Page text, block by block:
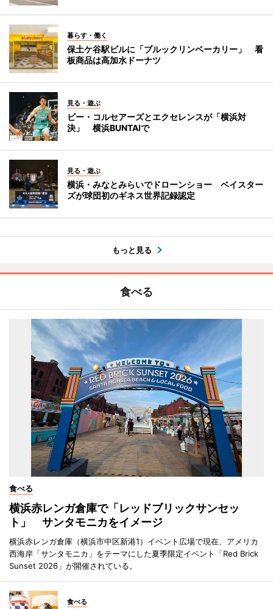
暮らす・働く
保土ケ谷駅ビルに「ブルックリンベーカリー」 看
板商品は高加水ドーナツ
見る・遊ぶ
ビー・コルセアーズとエクセレンスが「横浜対
決」 横浜BUNTAIで
見る・遊ぶ
横浜・みなとみらいでドローンショー ベイスター
ズが球団初のギネス世界記録認定
もっと見る
食べる
食べる
横浜赤レンガ倉庫で「レッドブリックサンセッ
ト」 サンタモニカをイメージ
横浜赤レンガ倉庫（横浜市中区新港1）イベント広場で現在、アメリカ
西海岸「サンタモニカ」をテーマにした夏季限定イベント「Red Brick
Sunset 2026」が開催されている。
食べる